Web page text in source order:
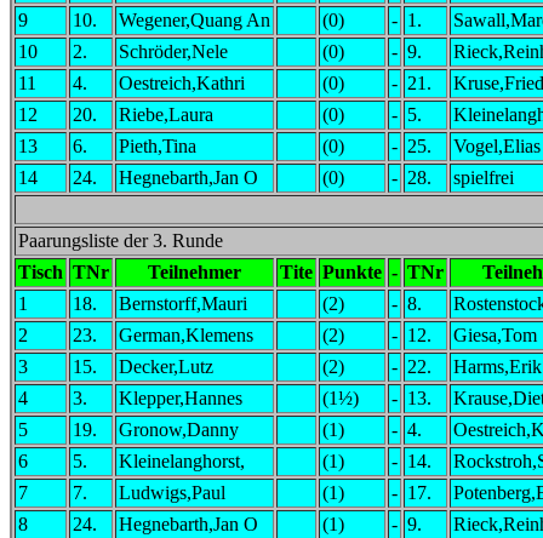
9
10. Wegener,Quang An (0) - 1.
10
2. Schröder,Nele (0) - 9.
11
4. Oestreich,Kathri (0) - 21.
12
20. Riebe,Laura (0) - 5.
13
6. Pieth,Tina (0) - 25.
Vogel,Elias
14
24. Hegnebarth,Jan O (0) - 28. spielfrei
Paarungsliste der 3. Runde
Tisch TNr Teilnehmer Tite Punkte - TNr
1
18. Bernstorff,Mauri (2) - 8.
2
23. German,Klemens (2) - 12.
Giesa,Tom
3
15. Decker,Lutz (2) - 22.
Harms,Erik
4
3. Klepper,Hannes (1½) - 13.
5
19. Gronow,Danny (1) - 4.
6
5. Kleinelanghorst, (1) - 14.
7
7. Ludwigs,Paul (1) - 17.
8
24. Hegnebarth,Jan O (1) - 9.